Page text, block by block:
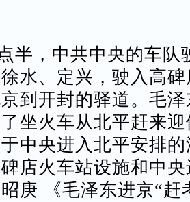
半，中共中央的车队
水、定兴，驶入高
到开封的驿道。毛
坐火车从北平赶来
中央进入北平安排
店火车站设施和中
庚 《毛泽东进京“赶